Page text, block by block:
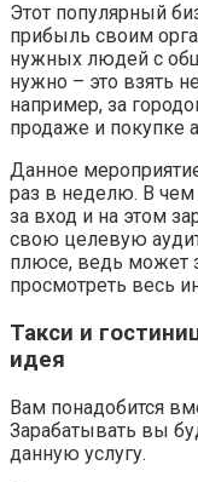
Этот популярный
прибыль своим
нужных людей с
нужно – это взять
например, за
продаже и покупке
Данное
раз в неделю. В
за вход и на этом
свою целевую
плюсе, ведь может
просмотреть весь
Такси и
идея
Вам понадобится
Зарабатывать вы
данную услугу.